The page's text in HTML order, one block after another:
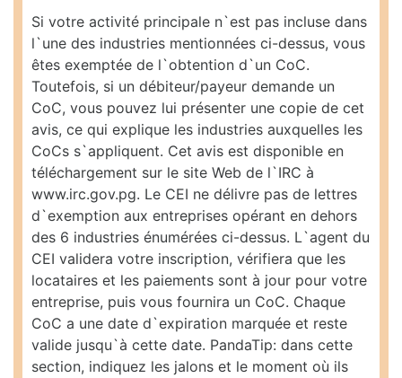
Si votre activité principale n`est pas incluse dans
l`une des industries mentionnées ci-dessus, vous
êtes exemptée de l`obtention d`un CoC.
Toutefois, si un débiteur/payeur demande un
CoC, vous pouvez lui présenter une copie de cet
avis, ce qui explique les industries auxquelles les
CoCs s`appliquent. Cet avis est disponible en
téléchargement sur le site Web de l`IRC à
www.irc.gov.pg. Le CEI ne délivre pas de lettres
d`exemption aux entreprises opérant en dehors
des 6 industries énumérées ci-dessus. L`agent du
CEI validera votre inscription, vérifiera que les
locataires et les paiements sont à jour pour votre
entreprise, puis vous fournira un CoC. Chaque
CoC a une date d`expiration marquée et reste
valide jusqu`à cette date. PandaTip: dans cette
section, indiquez les jalons et le moment où ils